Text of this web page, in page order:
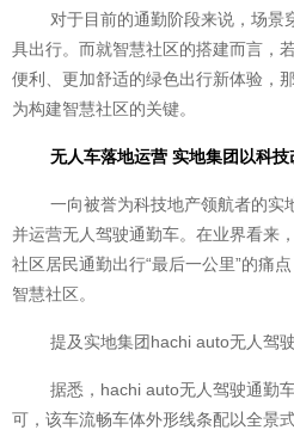
对于目前的通勤阶段来说，场景
具出行。而就智慧社区的搭建而言，
便利、更加舒适的绿色出行新体验，
为构建智慧社区的关键。
无人车落地运营 实地集团以科
一向被誉为科技地产领航者的实
并运营无人驾驶通勤车。在业界看来
社区居民通勤出行“最后一公里”的痛
智慧社区。
提及实地集团hachi auto无人驾
据悉，hachi auto无人驾驶通勤
可，该车流畅车体外形线条配以全景